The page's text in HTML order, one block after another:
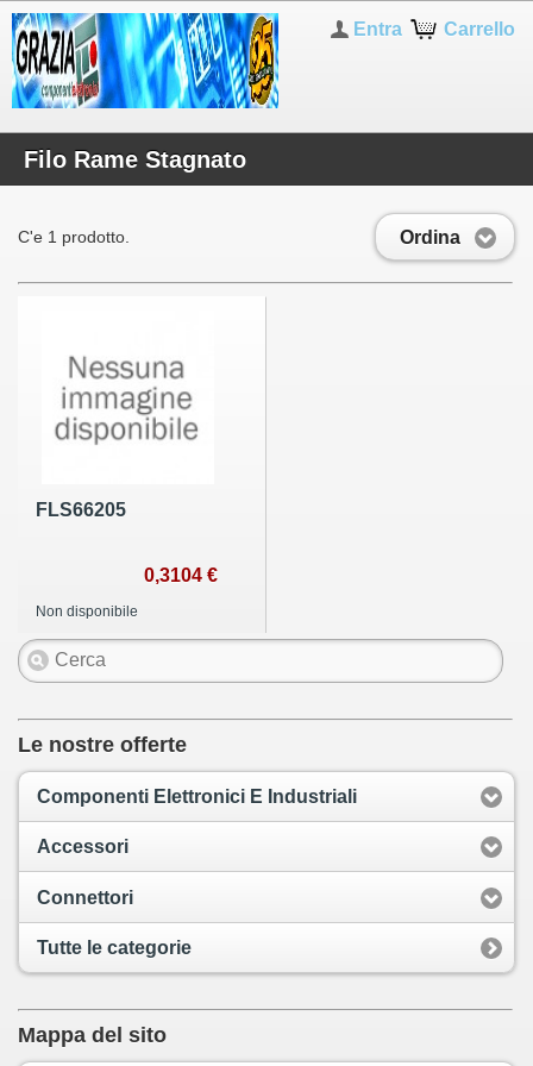
Carrello
Entra
Filo Rame Stagnato
Ordina
C'e 1 prodotto.
FLS66205
0,3104 €
Non disponibile
Le nostre offerte
Componenti Elettronici E Industriali
Accessori
Connettori
Tutte le categorie
Mappa del sito